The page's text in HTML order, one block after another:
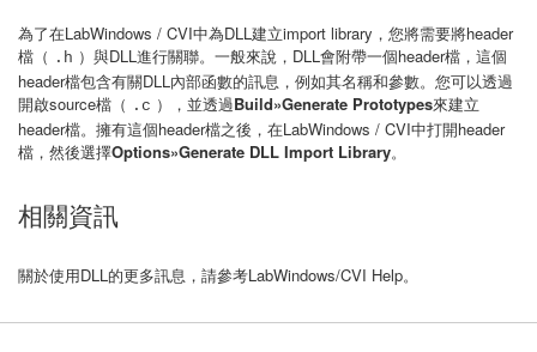
為了在LabWindows / CVI中為DLL建立import library，您將需要將header
檔（ .h ）與DLL進行關聯。一般來說，DLL會附帶一個header檔，這個
header檔包含有關DLL內部函數的訊息，例如其名稱和參數。您可以透過
開啟source檔（ .c ），並透過Build»Generate Prototypes來建立
header檔。擁有這個header檔之後，在LabWindows / CVI中打開header
檔，然後選擇Options»Generate DLL Import Library。
相關資訊
關於使用DLL的更多訊息，請參考LabWindows/CVI Help。